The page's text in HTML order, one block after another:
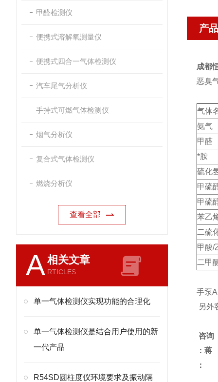
甲醛检测仪
便携式溶解氧测量仪
便携式四合一气体检测仪
汽车尾气分析仪
手持式可燃气体检测仪
烟气分析仪
复合式气体检测仪
燃烧分析仪
查看全部
A相关文章
RTICLES
单一气体检测仪实现功能的合理化
单一气体检测仪是结合用户使用的新
一代产品
R54SD圆柱度仪环境要求及振动隔
产
成都
恶臭
气体
氨气
甲醛
*胺
硫化
甲硫
甲硫
苯乙
二硫
甲酸/
二甲
手泵
另外
咨询
：蒋